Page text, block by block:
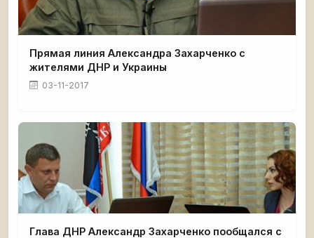
Прямая линия Александра Захарченко с
жителями ДНР и Украины
03-11-2017
Глава ДНР Александр Захарченко пообщался с